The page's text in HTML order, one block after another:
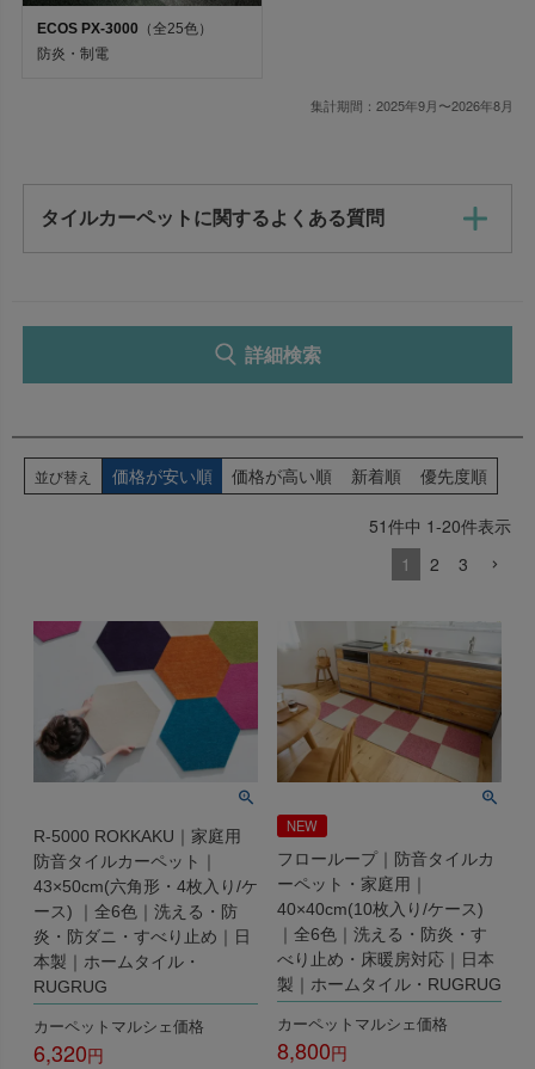
ECOS PX-3000 （全25色）
防炎・制電
集計期間：2025年9月〜2026年8月
タイルカーペットに関するよくある質問
詳細検索
在庫なし商品
選択を解除
並び替え 価格が安い順 価格が高い順 新着順 優先度順
51件中 1-20件表示
1
2 3
R-5000 ROKKAKU｜家庭用
防音タイルカーペット｜
43×50cm(六角形・4枚入り/ケ
ース) ｜全6色｜洗える・防
炎・防ダニ・すべり止め｜日
本製｜ホームタイル・
RUGRUG
カーペットマルシェ価格
6,320
NEW
フローループ｜防音タイルカ
ーペット・家庭用｜
40×40cm(10枚入り/ケース)
｜全6色｜洗える・防炎・す
べり止め・床暖房対応｜日本
製｜ホームタイル・RUGRUG
カーペットマルシェ価格
8,800